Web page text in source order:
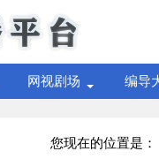
网视剧场 编导
您现在的位置是：